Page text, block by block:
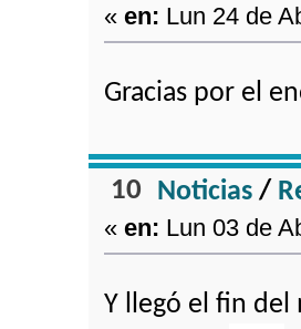
«en: Lun 24 de
Gracias por el
10 Noticias/
«en: Lun 03 de
Y llegó el fin del